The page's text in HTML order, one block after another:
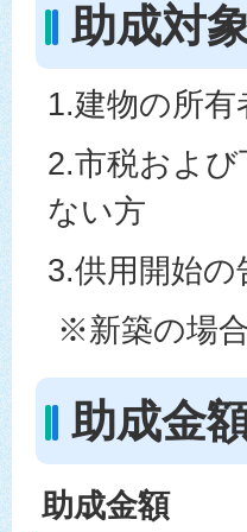
助成対
1.建物の所
2.市税およ
ない方
3.供用開始
※新築の場
助成金
助成金額